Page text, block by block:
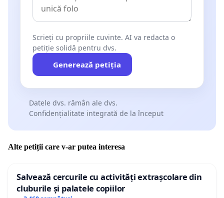
Scrieți cu propriile cuvinte. AI va redacta o
petiție solidă pentru dvs.
Generează petiția
Datele dvs. rămân ale dvs.
Confidențialitate integrată de la început
Alte petiții care v-ar putea interesa
Salvează cercurile cu activități extrașcolare din
cluburile și palatele copiilor